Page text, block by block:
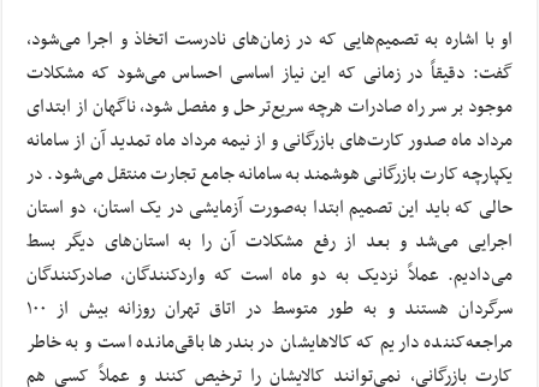
او با اشاره به تصمیم‌هایی که در زمان‌های نادرست اتخاذ و اجرا می‌شود،
گفت: دقیقاً در زمانی که این نیاز اساسی احساس می‌شود که مشکلات
موجود بر سر راه صادرات هرچه سریع‌تر حل و مفصل شود، ناگهان از ابتدای
مرداد ماه صدور کارت‌های بازرگانی و از نیمه مرداد ماه تمدید آن از سامانه
یکپارچه کارت بازرگانی هوشمند به سامانه جامع تجارت منتقل می‌شود. در
حالی که باید این تصمیم ابتدا به‌صورت آزمایشی در یک استان، دو استان
اجرایی می‌شد و بعد از رفع مشکلات آن را به استان‌های دیگر بسط
می‌دادیم. عملاً نزدیک به دو ماه است که واردکنندگان، صادرکنندگان
سرگردان هستند و به طور متوسط در اتاق تهران روزانه بیش از ۱۰۰
مراجعه‌کننده داریم که کالاهایشان در بندرها باقی‌مانده است و به خاطر
کارت بازرگانی، نمی‌توانند کالایشان را ترخیص کنند و عملاً کسی هم